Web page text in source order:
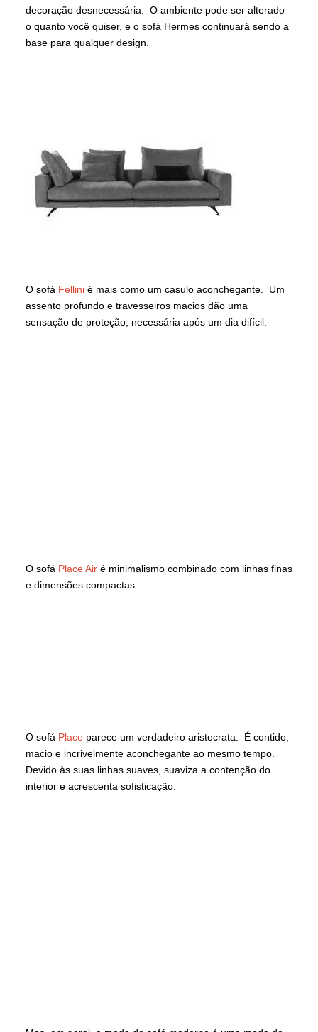
decoração desnecessária. O ambiente pode ser alterado
o quanto você quiser, e o sofá Hermes continuará sendo a
base para qualquer design.
O sofá Fellini é mais como um casulo aconchegante. Um
assento profundo e travesseiros macios dão uma
sensação de proteção, necessária após um dia difícil.
O sofá Place Air é minimalismo combinado com linhas finas
e dimensões compactas.
O sofá Place parece um verdadeiro aristocrata. É contido,
macio e incrivelmente aconchegante ao mesmo tempo.
Devido às suas linhas suaves, suaviza a contenção do
interior e acrescenta sofisticação.